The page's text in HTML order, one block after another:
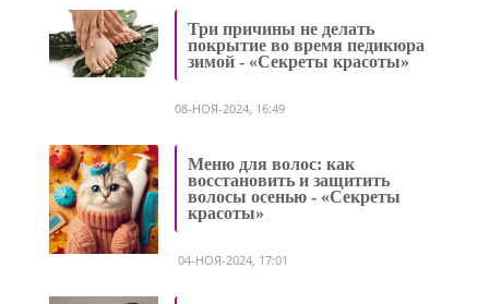
Три причины не делать
покрытие во время педикюра
зимой - «Секреты красоты»
08-НОЯ-2024, 16:49
Меню для волос: как
восстановить и защитить
волосы осенью - «Секреты
красоты»
04-НОЯ-2024, 17:01